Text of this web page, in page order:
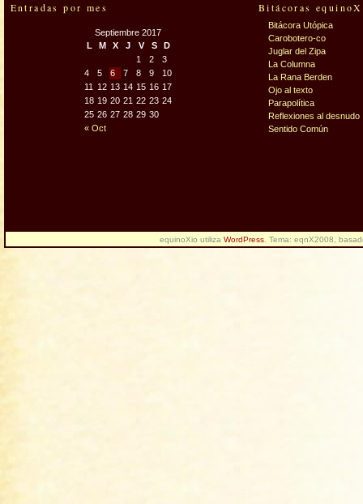
Entradas por mes
Septiembre 2017
L
M X J V S D
« Oct
1 2
3
4
5 6 7 8 9
10
11
12 13 14 15 16 17
18 19 20 21 22 23 24
25 26 27 28 29 30
Bitácoras
Bitácora Utópica
Carobotero-co
Juglar del Zipa
La Columna
La Rana Berden
Ojo al texto
Parapolítica
Reflexiones al desnudo
Sentido Común
equinoXio utiliza WordPress . Tema: eqnX2008,